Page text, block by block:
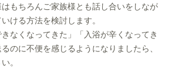
もちろんご家族様とも話し合いをしなが
ける方法を検討します。
きなくなってきた」「入浴が辛くなってき
のに不便を感じるようになりましたら、
。